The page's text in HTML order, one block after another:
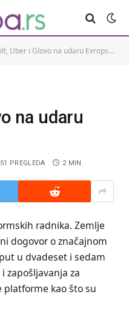
Uber i Glovo na udaru Evropske unije
na udaru
51 PREGLEDA 2 MIN.
radnika. Zemlje
dogovor o značajnom
u dvadeset i sedam
zapošljavanja za
platforme kao što su